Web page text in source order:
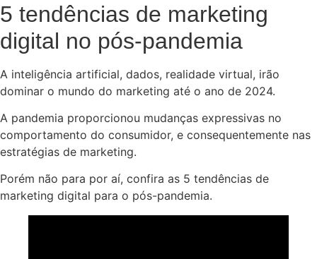
5 tendências de marketing
digital no pós-pandemia
A inteligência artificial, dados, realidade virtual, irão
dominar o mundo do marketing até o ano de 2024.
A pandemia proporcionou mudanças expressivas no
comportamento do consumidor, e consequentemente nas
estratégias de marketing.
Porém não para por aí, confira as 5 tendências de
marketing digital para o pós-pandemia.